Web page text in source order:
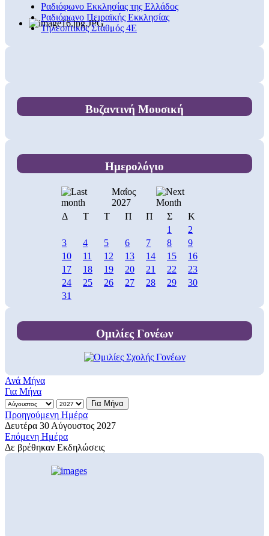
Ραδιόφωνο Εκκλησίας της Ελλάδος
Ραδιόφωνο Πειραϊκής Εκκλησίας
Τηλεοπτικός Σταθμός 4Ε
Βυζαντινή Μουσική
Ημερολόγιο
Μαΐος
2027
Δ
Τ Τ Π Π Σ
Κ
1
2
3
4 5 6 7 8
9
10
11 12 13 14 15
16
17
18 19 20 21 22
23
24
25 26 27 28 29
30
31
Ομιλίες Γονέων
Ανά Μήνα
Για Μήνα
Για Μήνα
Προηγούμενη Ημέρα
Δευτέρα 30 Αύγουστος 2027
Επόμενη Ημέρα
Δε βρέθηκαν Εκδηλώσεις